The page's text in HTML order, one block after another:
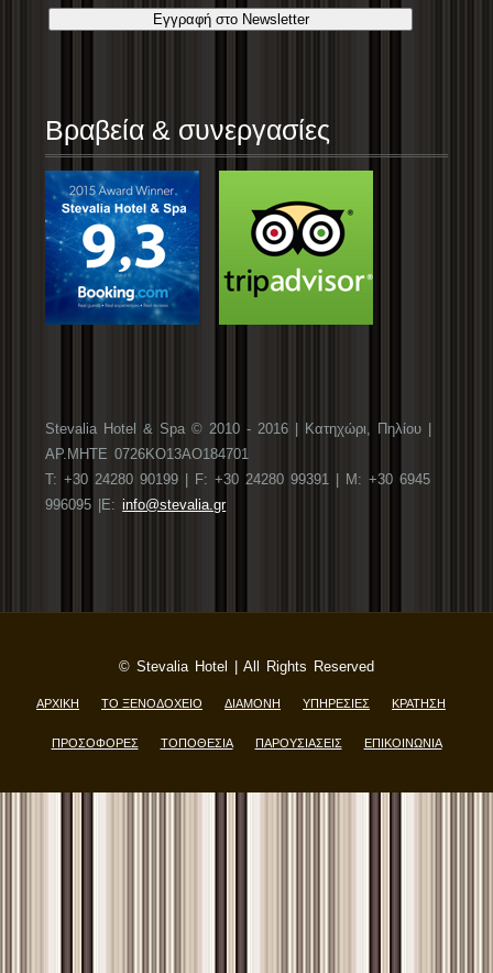
Βραβεία & συνεργασίες
Stevalia Hotel & Spa © 2010 - 2016 | Κατηχώρι, Πηλίου |
ΑΡ.ΜΗΤΕ 0726ΚΟ13ΑΟ184701
T: +30 24280 90199 | F: +30 24280 99391 | M: +30 6945
996095 |E:info@stevalia.gr
© Stevalia Hotel | All Rights Reserved
ΑΡΧΙΚΗ ΤΟ ΞΕΝΟΔΟΧΕΙΟ ΔΙΑΜΟΝΗ ΥΠΗΡΕΣΙΕΣ ΚΡΑΤΗΣH
ΠΡΟΣΟΦΟΡΕΣ ΤΟΠΟΘΕΣΙΑ ΠΑΡΟΥΣΙΑΣΕΙΣ ΕΠΙΚΟΙΝΩΝΙΑ